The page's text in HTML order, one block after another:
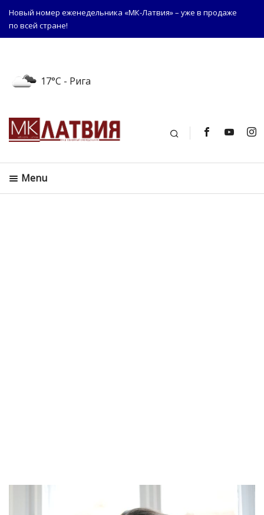
Новый номер еженедельника «МК-Латвия» – уже в продаже
по всей стране!
17°C - Рига
Поиск
Menu